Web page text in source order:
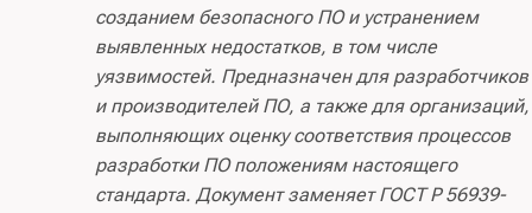
созданием безопасного ПО и устранением
выявленных недостатков, в том числе
уязвимостей. Предназначен для разработчиков
и производителей ПО, а также для организаций,
выполняющих оценку соответствия процессов
разработки ПО положениям настоящего
стандарта. Документ заменяет ГОСТ Р 56939-